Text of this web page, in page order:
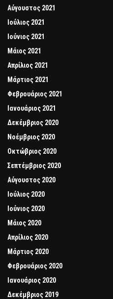
Αύγουστος 2021
Ιούλιος 2021
Ιούνιος 2021
Μάιος 2021
Απρίλιος 2021
Μάρτιος 2021
Φεβρουάριος 2021
Ιανουάριος 2021
Δεκέμβριος 2020
Νοέμβριος 2020
Οκτώβριος 2020
Σεπτέμβριος 2020
Αύγουστος 2020
Ιούλιος 2020
Ιούνιος 2020
Μάιος 2020
Απρίλιος 2020
Μάρτιος 2020
Φεβρουάριος 2020
Ιανουάριος 2020
Δεκέμβριος 2019